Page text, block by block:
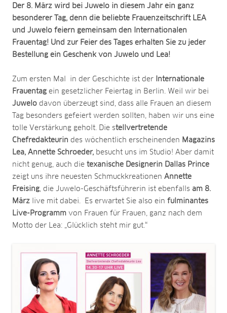
Der 8. März wird bei Juwelo in diesem Jahr ein ganz
besonderer Tag, denn die beliebte Frauenzeitschrift LEA
und Juwelo feiern gemeinsam den Internationalen
Frauentag! Und zur Feier des Tages erhalten Sie zu jeder
Bestellung ein Geschenk von Juwelo und Lea!
Zum ersten Mal in der Geschichte ist der
Internationale
Frauentag ein gesetzlicher Feiertag in Berlin. Weil wir bei
Juwelo davon überzeugt sind, dass alle Frauen an diesem
Tag besonders gefeiert werden sollten, haben wir uns eine
tolle Verstärkung geholt. Die stellvertretende
Chefredakteurin des wöchentlich erscheinenden Magazins
Lea, Annette Schroeder, besucht uns im Studio! Aber damit
nicht genug, auch die texanische Designerin Dallas Prince
zeigt uns ihre neuesten Schmuckkreationen Annette
Freising, die Juwelo-Geschäftsführerin ist ebenfalls am 8.
März live mit dabei. Es erwartet Sie also ein fulminantes
Live-Programm von Frauen für Frauen, ganz nach dem
Motto der Lea: „Glücklich steht mir gut.“